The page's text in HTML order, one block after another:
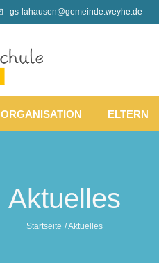
gs-lahausen@gemeinde.weyhe.de
ORGANISATION ELTERN
Aktuelles
Startseite /Aktuelles